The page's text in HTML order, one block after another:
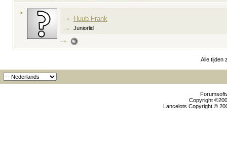
Huub Frank
Juniorlid
Alle tijden
Copyright
Lancelots Copyright ©